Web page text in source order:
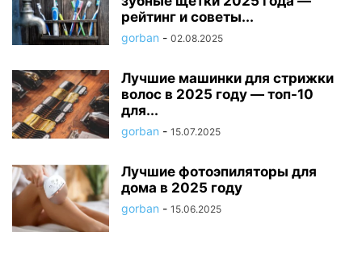
рейтинг и советы...
gorban - 02.08.2025
Лучшие машинки для стрижки
волос в 2025 году — топ-10
для...
gorban - 15.07.2025
Лучшие фотоэпиляторы для
дома в 2025 году
gorban - 15.06.2025